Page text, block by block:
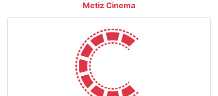
Metiz Cinema